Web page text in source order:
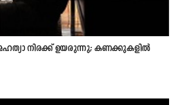
നിരക്ക് ഉയരുന്നു; കണക്കുകളിൽ